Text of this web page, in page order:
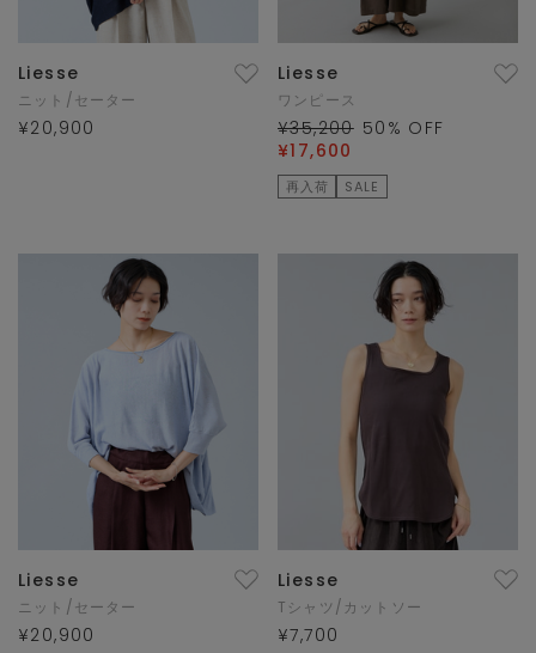
Liesse
ニット/セーター
¥20,900
Liesse
ワンピース
¥35,200 50 % OFF
¥17,600
再入荷 SALE
Liesse
ニット/セーター
¥20,900
Liesse
Tシャツ/カットソー
¥7,700